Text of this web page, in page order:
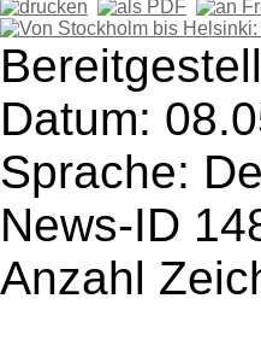
Datum:
Sprache:
News-ID
Anzahl